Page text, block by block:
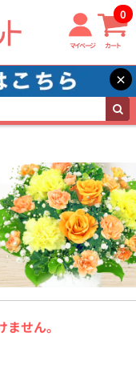
マイページ カート
0
×
せん。